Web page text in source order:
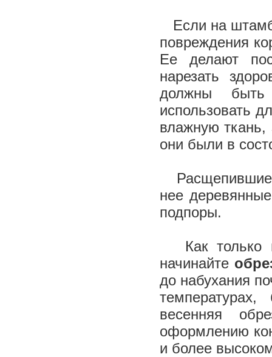
Если на
повреждения
Ее делают
нарезать
должны быть
использовать
влажную
они были в
нее
подпоры.
Как только
начинайте
до набухания
весенняя
оформлению
и более